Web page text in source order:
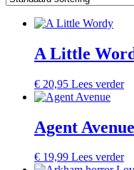
A Little
€ 20,95 Lees verder
Agent Avenue
€ 19,99 Lees verder